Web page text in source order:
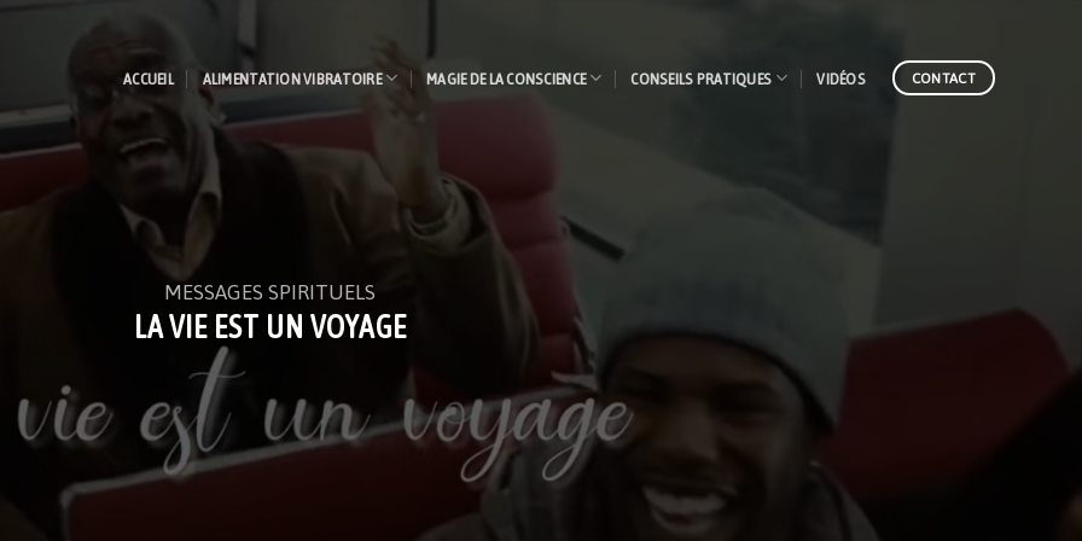
ACCUEIL ALIMENTATION VIBRATOIRE MAGIE DE LA CONSCIENCE CONSEILS PRATIQUES VIDÉOS CONTACT
MESSAGES SPIRITUELS
LA VIE EST UN VOYAGE